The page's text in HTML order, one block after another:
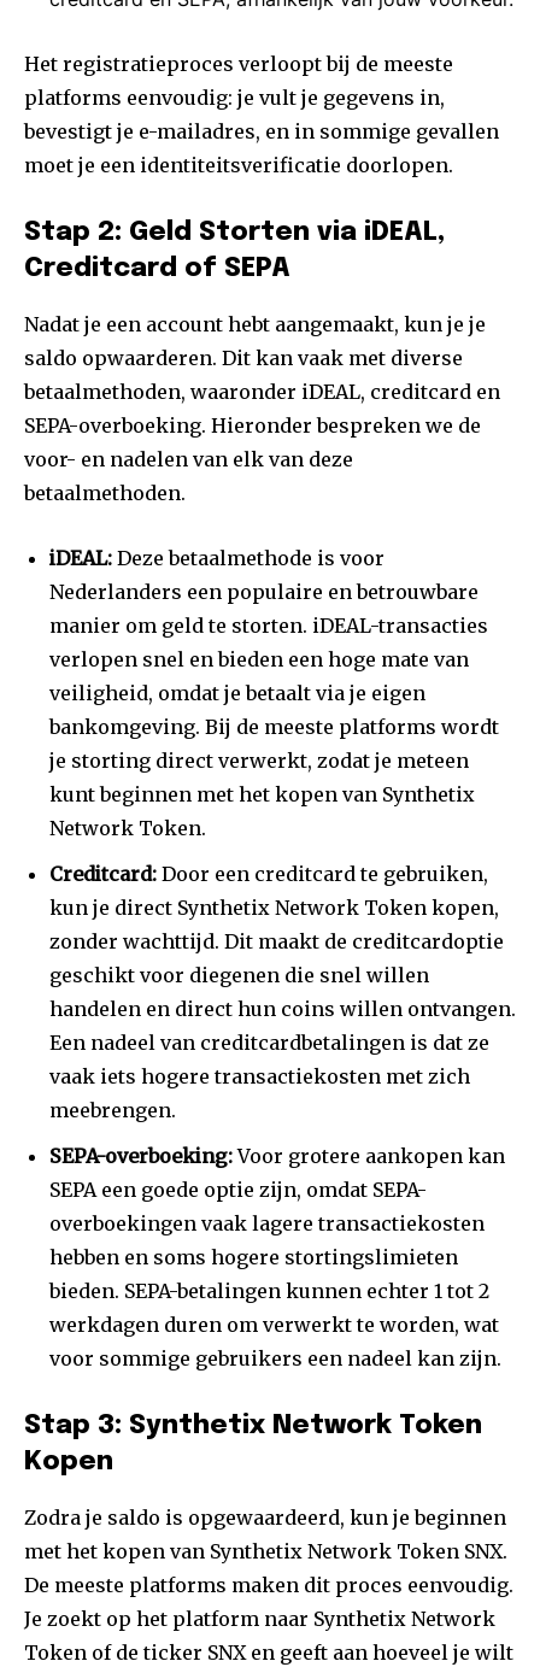
Het registratieproces verloopt bij de meeste
platforms eenvoudig: je vult je gegevens in,
bevestigt je e-mailadres, en in sommige gevallen
moet je een identiteitsverificatie doorlopen.
Stap 2: Geld Storten via iDEAL,
Creditcard of SEPA
Nadat je een account hebt aangemaakt, kun je je
saldo opwaarderen. Dit kan vaak met diverse
betaalmethoden, waaronder iDEAL, creditcard en
SEPA-overboeking. Hieronder bespreken we de
voor- en nadelen van elk van deze
betaalmethoden.
iDEAL: Deze betaalmethode is voor
Nederlanders een populaire en betrouwbare
manier om geld te storten. iDEAL-transacties
verlopen snel en bieden een hoge mate van
veiligheid, omdat je betaalt via je eigen
bankomgeving. Bij de meeste platforms wordt
je storting direct verwerkt, zodat je meteen
kunt beginnen met het kopen van Synthetix
Network Token.
Creditcard: Door een creditcard te gebruiken,
kun je direct Synthetix Network Token kopen,
zonder wachttijd. Dit maakt de creditcardoptie
geschikt voor diegenen die snel willen
handelen en direct hun coins willen ontvangen.
Een nadeel van creditcardbetalingen is dat ze
vaak iets hogere transactiekosten met zich
meebrengen.
SEPA-overboeking:Voor grotere aankopen kan
SEPA een goede optie zijn, omdat SEPA-
overboekingen vaak lagere transactiekosten
hebben en soms hogere stortingslimieten
bieden. SEPA-betalingen kunnen echter 1 tot 2
werkdagen duren om verwerkt te worden, wat
voor sommige gebruikers een nadeel kan zijn.
Stap 3: Synthetix Network Token
Kopen
Zodra je saldo is opgewaardeerd, kun je beginnen
met het kopen van Synthetix Network Token SNX.
De meeste platforms maken dit proces eenvoudig.
Je zoekt op het platform naar Synthetix Network
Token of de ticker SNX en geeft aan hoeveel je wilt